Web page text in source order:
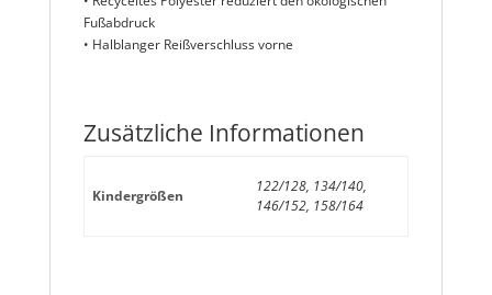
Fußabdruck
• Halblanger Reißverschluss vorne
Zusätzliche Informationen
Kindergrößen
122/128, 134/140,
146/152, 158/164